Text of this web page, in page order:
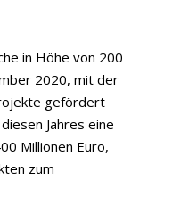
in Höhe von 200
2020, mit der
gefördert
Jahres eine
Millionen Euro,
zum